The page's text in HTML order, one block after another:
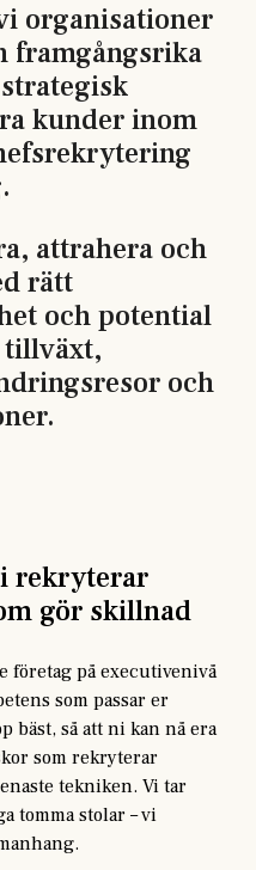
organisationer
framgångsrika
kunder inom
attrahera och
rätt
och potential
och
rekryterar
gör skillnad
företag på executivenivå
som passar er
bäst, så att ni kan nå era
som rekryterar
tekniken. Vi tar
tomma stolar – vi